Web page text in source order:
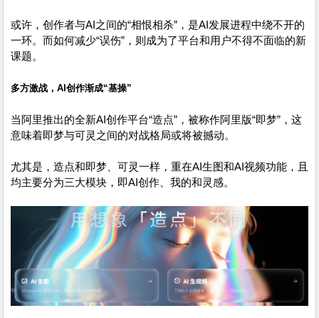
或许，创作者与AI之间的“相恨相杀”，是AI发展进程中绕不开的
一环。而如何减少“误伤”，则成为了平台和用户不得不面临的新
课题。
多方激战，AI创作渐成“基操”
当阿里推出的全新AI创作平台“造点”，被称作阿里版“即梦”，这
意味着即梦与可灵之间的对战格局或将被撼动。
尤其是，造点和即梦、可灵一样，重在AI生图和AI视频功能，且
均主要分为三大模块，即AI创作、我的和灵感。